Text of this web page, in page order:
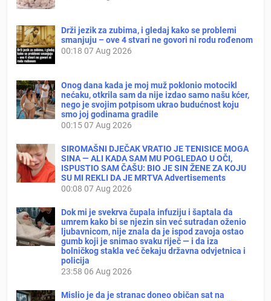
Drži jezik za zubima, i gledaj kako se problemi
smanjuju – ove 4 stvari ne govori ni rodu rođenom
00:18 07 Aug 2026
Onog dana kada je moj muž poklonio motocikl
nećaku, otkrila sam da nije izdao samo našu kćer,
nego je svojim potpisom ukrao budućnost koju
smo joj godinama gradile
00:1507 Aug 2026
SIROMAŠNI DJEČAK VRATIO JE TENISICE MOGA
SINA — ALI KADA SAM MU POGLEDAO U OČI,
ISPUSTIO SAM ČAŠU: BIO JE SIN ŽENE ZA KOJU
SU MI REKLI DA JE MRTVA Advertisements
00:08 07 Aug 2026
Dok mi je svekrva čupala infuziju i šaptala da
umrem kako bi se njezin sin već sutradan oženio
ljubavnicom, nije znala da je ispod zavoja ostao
gumb koji je snimao svaku riječ — i da iza
bolničkog stakla već čekaju državna odvjetnica i
policija
23:58 06 Aug 2026
Mislio je da je stranac doneo običan sat na